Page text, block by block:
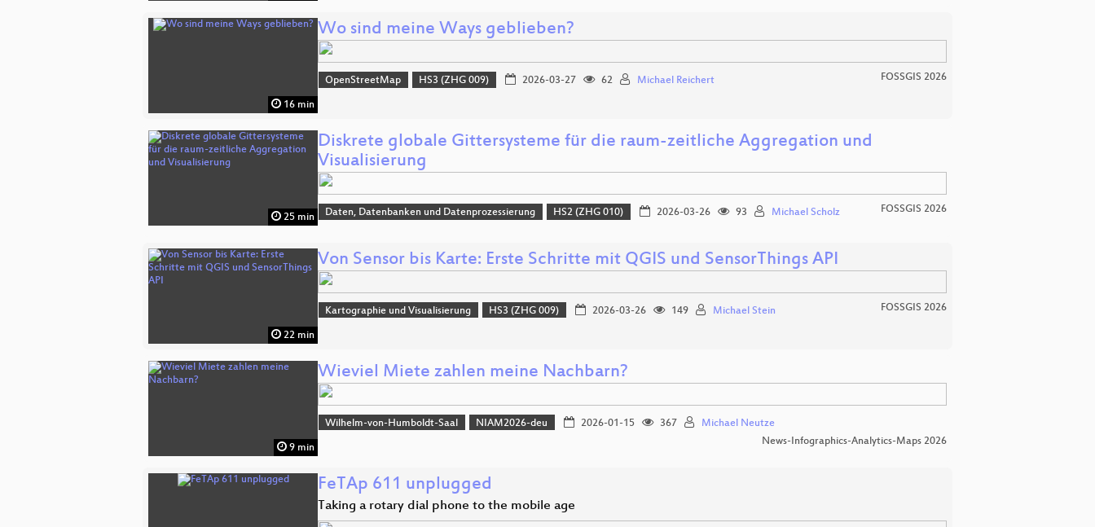
16 min
Wo sind meine Ways geblieben?
OpenStreetMap HS3 (ZHG 009) 2026-03-27 62 Michael Reichert FOSSGIS 2026
25 min
Diskrete globale Gittersysteme für die raum-zeitliche Aggregation und
Visualisierung
Daten, Datenbanken und Datenprozessierung HS2 (ZHG 010) 2026-03-26 93 Michael Scholz FOSSGIS 2026
22 min
Von Sensor bis Karte: Erste Schritte mit QGIS und SensorThings API
Kartographie und Visualisierung HS3 (ZHG 009) 2026-03-26 149 Michael Stein FOSSGIS 2026
9 min
Wieviel Miete zahlen meine Nachbarn?
Wilhelm-von-Humboldt-Saal NIAM2026-deu 2026-01-15 367
Michael Neutze
News-Infographics-Analytics-Maps 2026
FeTAp 611 unplugged
Taking a rotary dial phone to the mobile age